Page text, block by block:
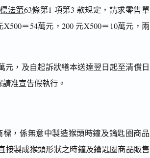
法第63條第1 項第3 款規定，請求零售
＝54萬元，200 元X500＝10萬元，
元，及自起訴狀繕本送達翌日起至清償
准宣告假執行。
，係無意中製造猴頭時鐘及鑰匙圈商
製成猴頭形狀之時鐘及鑰匙圈商品販售